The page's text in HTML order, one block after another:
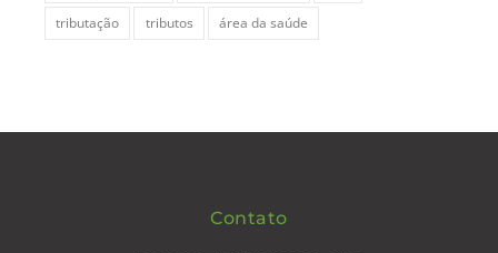
tributação
tributos área da saúde
Contato